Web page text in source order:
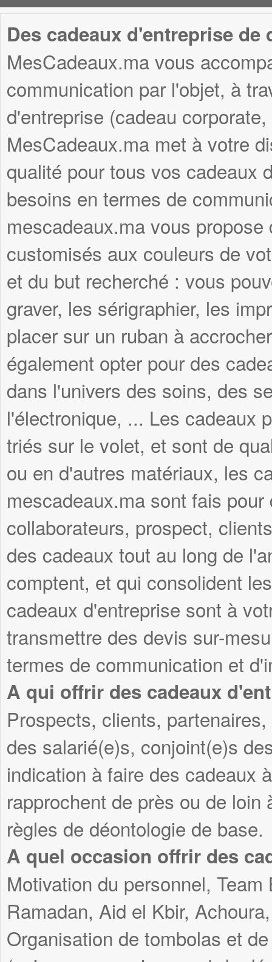
Des cadeaux d'entreprise
MesCadeaux.ma vous
communication par l'objet, à
d'entreprise (cadeau
MesCadeaux.ma met à votre
qualité pour tous vos cadeaux
besoins en termes de
mescadeaux.ma vous
customisés aux couleurs de
et du but recherché : vous
graver, les sérigraphier, les
placer sur un ruban à
également opter pour des
dans l'univers des soins, des
l'électronique, ... Les cadeaux
triés sur le volet, et sont de
ou en d'autres matériaux, les
mescadeaux.ma sont fais
collaborateurs, prospect,
des cadeaux tout au long de
comptent, et qui consolident
cadeaux d'entreprise sont à
transmettre des devis sur-
termes de communication et
A qui offrir des cadeaux
Prospects, clients,
des salarié(e)s, conjoint(e)s
indication à faire des cadeaux
rapprochent de près ou de
règles de déontologie de base.
A quel occasion offrir des
Motivation du personnel,
Ramadan, Aid el Kbir,
Organisation de tombolas et